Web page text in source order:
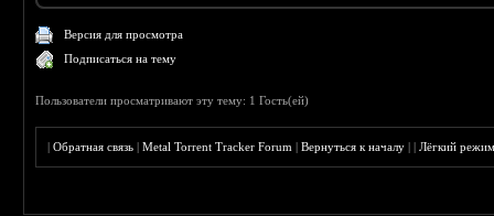
Версия для просмотра
Подписаться на тему
Пользователи просматривают эту тему: 1 Гость(ей)
|Обратная связь |Metal Torrent Tracker Forum |Вернуться к началу ||Лёгкий